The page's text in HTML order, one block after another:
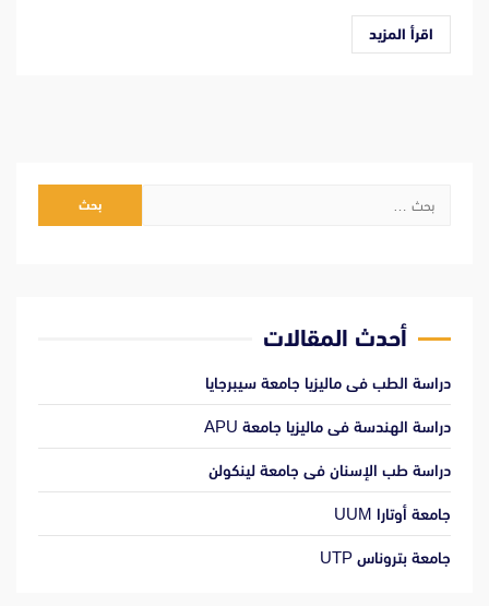
اقرأ المزيد
البحث
أحدث المقالات
دراسة الطب فى ماليزيا جامعة سيبرجايا
دراسة الهندسة فى ماليزيا جامعة APU
دراسة طب الإسنان فى جامعة لينكولن
جامعة أوتارا UUM
جامعة بتروناس UTP